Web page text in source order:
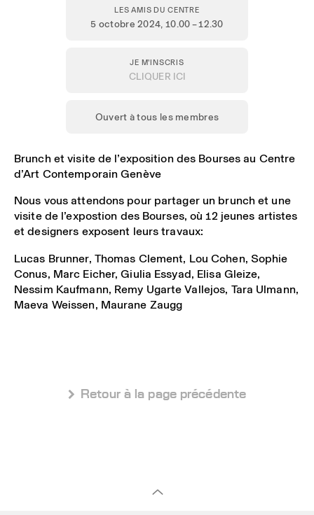
LES AMIS DU CENTRE
5 octobre 2024, 10.00 – 12.30
JE M'INSCRIS
CLIQUER ICI
Ouvert à tous les membres
Brunch et visite de l’exposition des Bourses au Centre
d’Art Contemporain Genève
Nous vous attendons pour partager un brunch et une
visite de l’expostion des Bourses, où 12 jeunes artistes
et designers exposent leurs travaux:
Lucas Brunner, Thomas Clement, Lou Cohen, Sophie
Conus, Marc Eicher, Giulia Essyad, Elisa Gleize,
Nessim Kaufmann, Remy Ugarte Vallejos, Tara Ulmann,
Maeva Weissen, Maurane Zaugg
 Retour à la page précédente